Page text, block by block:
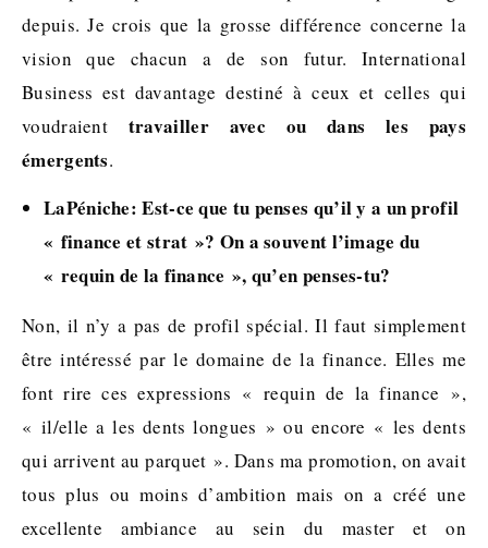
depuis. Je crois que la grosse différence concerne la
vision que chacun a de son futur. International
Business est davantage destiné à ceux et celles qui
voudraient travailler avec ou dans les pays
émergents.
LaPéniche: Est-ce que tu penses qu’il y a un profil
« finance et strat »? On a souvent l’image du
« requin de la finance », qu’en penses-tu?
Non, il n’y a pas de profil spécial. Il faut simplement
être intéressé par le domaine de la finance. Elles me
font rire ces expressions « requin de la finance »,
« il/elle a les dents longues » ou encore « les dents
qui arrivent au parquet ». Dans ma promotion, on avait
tous plus ou moins d’ambition mais on a créé une
excellente ambiance au sein du master et on